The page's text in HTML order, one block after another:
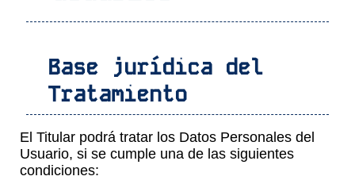
Base jurídica del
Tratamiento
El Titular podrá tratar los Datos Personales del
Usuario, si se cumple una de las siguientes
condiciones: